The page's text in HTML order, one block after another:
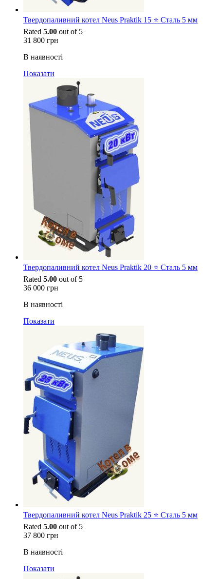
Твердопаливний котел Neus Praktik 15 ⭐ Сталь 5 мм
Rated 5.00 out of 5
31 800 грн
В наявності
Показати
Твердопаливний котел Neus Praktik 20 ⭐ Сталь 5 мм
Rated 5.00 out of 5
36 000 грн
В наявності
Показати
Твердопаливний котел Neus Praktik 25 ⭐ Сталь 5 мм
Rated 5.00 out of 5
37 800 грн
В наявності
Показати